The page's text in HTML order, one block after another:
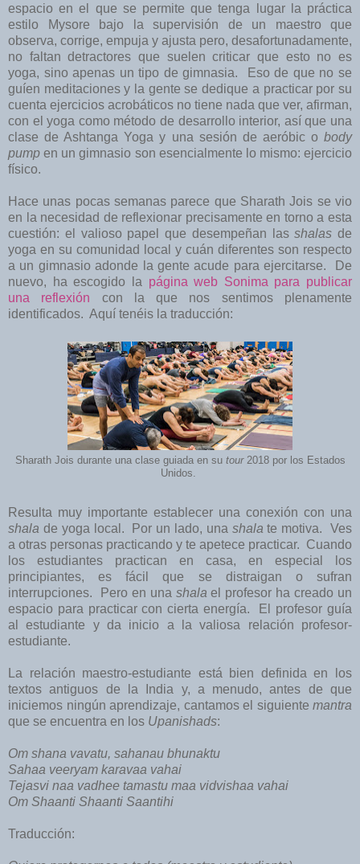
espacio en el que se permite que tenga lugar la práctica
estilo Mysore bajo la supervisión de un maestro que
observa, corrige, empuja y ajusta pero, desafortunadamente,
no faltan detractores que suelen criticar que esto no es
yoga, sino apenas un tipo de gimnasia. Eso de que no se
guíen meditaciones y la gente se dedique a practicar por su
cuenta ejercicios acrobáticos no tiene nada que ver, afirman,
con el yoga como método de desarrollo interior, así que una
clase de Ashtanga Yoga y una sesión de aeróbic o body
pump en un gimnasio son esencialmente lo mismo: ejercicio
físico.
Hace unas pocas semanas parece que Sharath Jois se vio
en la necesidad de reflexionar precisamente en torno a esta
cuestión: el valioso papel que desempeñan lasshalas de
yoga en su comunidad local y cuán diferentes son respecto
a un gimnasio adonde la gente acude para ejercitarse. De
nuevo, ha escogido la página web Sonima para publicar
una reflexión con la que nos sentimos plenamente
identificados. Aquí tenéis la traducción:
Sharath Jois durante una clase guiada en su tour 2018 por los Estados
Unidos.
Resulta muy importante establecer una conexión con una
shala de yoga local. Por un lado, una shalate motiva. Ves
a otras personas practicando y te apetece practicar. Cuando
los estudiantes practican en casa, en especial los
principiantes, es fácil que se distraigan o sufran
interrupciones. Pero en una shalael profesor ha creado un
espacio para practicar con cierta energía. El profesor guía
al estudiante y da inicio a la valiosa relación profesor-
estudiante.
La relación maestro-estudiante está bien definida en los
textos antiguos de la India y, a menudo, antes de que
iniciemos ningún aprendizaje, cantamos el siguiente mantra
que se encuentra en los Upanishads:
Om shana vavatu, sahanau bhunaktu
Sahaa veeryam karavaa vahai
Tejasvi naa vadhee tamastu maa vidvishaa vahai
Om Shaanti Shaanti Saantihi
Traducción: